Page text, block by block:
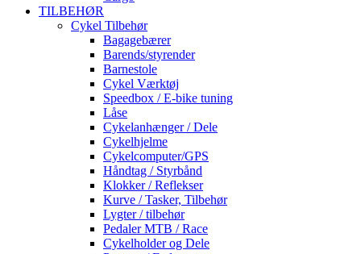
TILBEHØR
Cykel Tilbehør
Bagagebærer
Barends/styrender
Barnestole
Cykel Værktøj
Speedbox / E-bike tuning
Låse
Cykelanhænger / Dele
Cykelhjelme
Cykelcomputer/GPS
Håndtag / Styrbånd
Klokker / Reflekser
Kurve / Tasker, Tilbehør
Lygter / tilbehør
Pedaler MTB / Race
Cykelholder og Dele